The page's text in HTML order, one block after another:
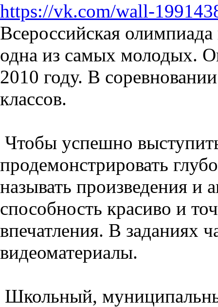
https://vk.com/wall-
Всероссийская
одна из самых молодых.
2010 году. В
классов.
Чтобы успешно
продемонстрировать
называть произведения и
способность красиво и
впечатления. В заданиях
видеоматериалы.
Школьный,